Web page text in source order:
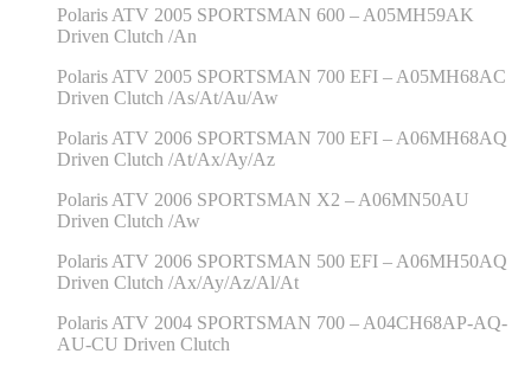
Polaris ATV 2005 SPORTSMAN 600 – A05MH59AK
Driven Clutch /An
Polaris ATV 2005 SPORTSMAN 700 EFI – A05MH68AC
Driven Clutch /As/At/Au/Aw
Polaris ATV 2006 SPORTSMAN 700 EFI – A06MH68AQ
Driven Clutch /At/Ax/Ay/Az
Polaris ATV 2006 SPORTSMAN X2 – A06MN50AU
Driven Clutch /Aw
Polaris ATV 2006 SPORTSMAN 500 EFI – A06MH50AQ
Driven Clutch /Ax/Ay/Az/Al/At
Polaris ATV 2004 SPORTSMAN 700 – A04CH68AP-AQ-
AU-CU Driven Clutch